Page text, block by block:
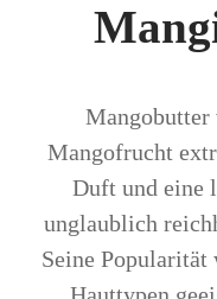
Mangobutter
Mangofrucht
Duft und eine
unglaublich
Seine Popularität
Hauttypen